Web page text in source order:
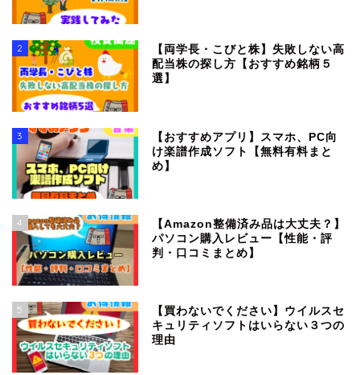
2
【両学長・こびと株】失敗しない高
配当株の探し方【おすすめ銘柄５
選】
3
【おすすめアプリ】スマホ、PC向
け楽譜作成ソフト【無料有料まと
め】
4
【Amazon整備済み品は大丈夫？】
パソコン購入レビュー【性能・評
判・口コミまとめ】
5
【買わないでください】ウイルスセ
キュリティソフトはいらない３つの
理由